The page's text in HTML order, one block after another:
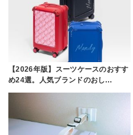
【2026年版】スーツケースのおすす
め24選。人気ブランドのおし…